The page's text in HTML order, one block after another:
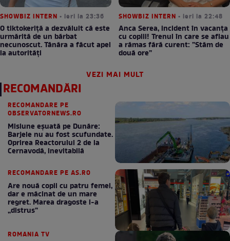
SHOWBIZ INTERN • ieri la 23:36
O tiktokeriță a dezvăluit că este
urmărită de un bărbat
necunoscut. Tânăra a făcut apel
la autorități
SHOWBIZ INTERN • ieri la 22:48
Anca Serea, incident în vacanța
cu copiii! Trenul în care se aflau
a rămas fără curent: ”Stăm de
două ore”
VEZI MAI MULT
RECOMANDĂRI
RECOMANDARE PE
OBSERVATORNEWS.RO
Misiune eșuată pe Dunăre:
Barjele nu au fost scufundate.
Oprirea Reactorului 2 de la
Cernavodă, inevitabilă
RECOMANDARE PE AS.RO
Are nouă copii cu patru femei,
dar e măcinat de un mare
regret. Marea dragoste l-a
„distrus”
ROMANIA TV